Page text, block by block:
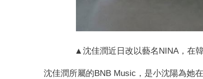
▲沈佳潤近日改以藝名NINA，在
沈佳潤所屬的BNB Music，是小沈陽為她